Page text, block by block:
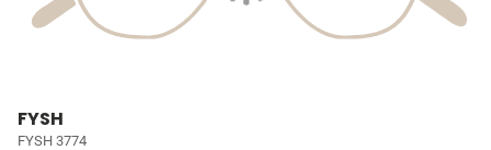
FYSH
FYSH 3774